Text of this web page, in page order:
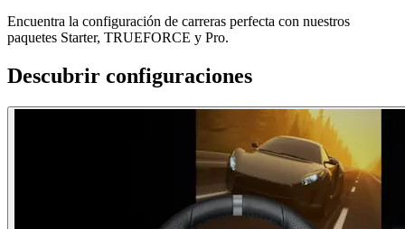
Encuentra la configuración de carreras perfecta con nuestros
paquetes Starter, TRUEFORCE y Pro.
Descubrir configuraciones